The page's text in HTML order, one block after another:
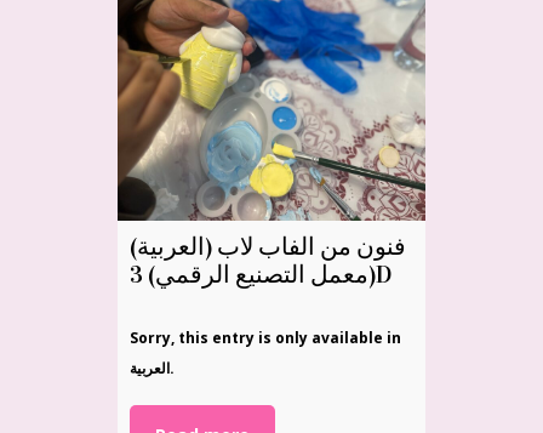
(العربية) فنون من الفاب لاب
(معمل التصنيع الرقمي) 3D
Sorry, this entry is only available in
العربية.